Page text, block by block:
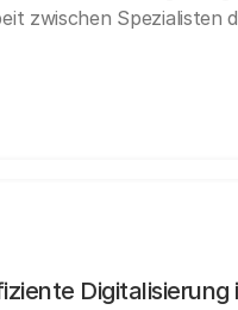
zwischen Spezialisten
Digitalisierung